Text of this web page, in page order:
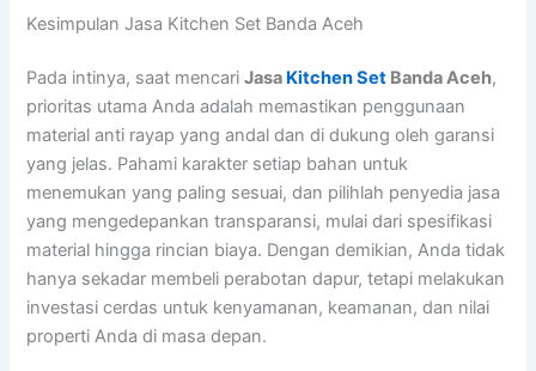
Kesimpulan Jasa Kitchen Set Banda Aceh
Pada intinya, saat mencariJasa Kitchen Set Banda Aceh,
prioritas utama Anda adalah memastikan penggunaan
material anti rayap yang andal dan di dukung oleh garansi
yang jelas. Pahami karakter setiap bahan untuk
menemukan yang paling sesuai, dan pilihlah penyedia jasa
yang mengedepankan transparansi, mulai dari spesifikasi
material hingga rincian biaya. Dengan demikian, Anda tidak
hanya sekadar membeli perabotan dapur, tetapi melakukan
investasi cerdas untuk kenyamanan, keamanan, dan nilai
properti Anda di masa depan.